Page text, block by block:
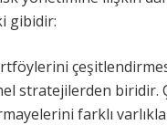
gibidir:
stratejilerden biridir.
farklı